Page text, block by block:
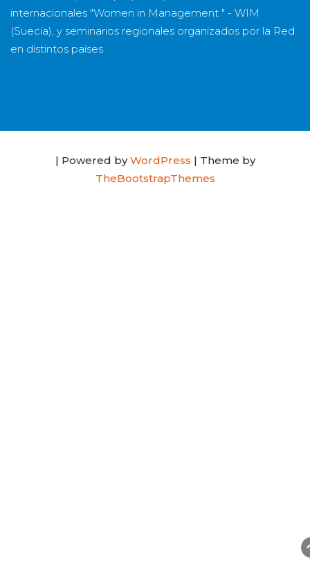
internacionales "Women in Management " - WIM
(Suecia), y seminarios regionales organizados por la Red
en distintos países.
| Powered byWordPress | Theme by
TheBootstrapThemes